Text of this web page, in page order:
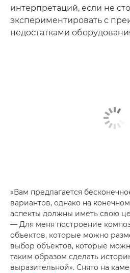
интерпретаций, если не
экспериментировать с
недостатками
«Вам предлагается
вариантов, однако на
аспекты должны иметь свою
— Для меня построение
объектов, которые можно
выбор объектов, которые
таким образом сделать
выразительной». Снято на